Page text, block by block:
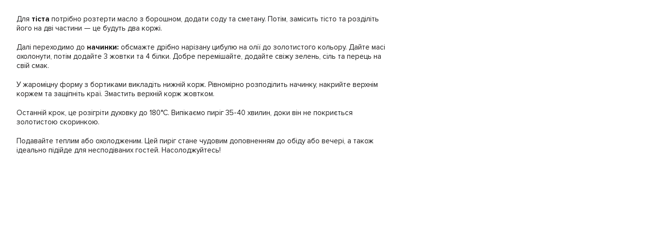
Для тіста потрібно розтерти масло з борошном, додати соду та сметану. Потім, замісить тісто та розділіть
його на дві частини — це будуть два коржі.
Далі переходимо до начинки: обсмажте дрібно нарізану цибулю на олії до золотистого кольору. Дайте масі
охолонути, потім додайте 3 жовтки та 4 білки. Добре перемішайте, додайте свіжу зелень, сіль та перець на
свій смак.
У жароміцну форму з бортиками викладіть нижній корж. Рівномірно розподілить начинку, накрийте верхнім
коржем та защіпніть краї. Змастить верхній корж жовтком.
Останній крок, це розігріти духовку до 180°C. Випікаємо пиріг 35-40 хвилин, доки він не покриється
золотистою скоринкою.
Подавайте теплим або охолодженим. Цей пиріг стане чудовим доповненням до обіду або вечері, а також
ідеально підійде для несподіваних гостей. Насолоджуйтесь!